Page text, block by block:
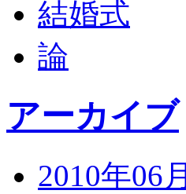
結婚式
論
アーカイブ
2010年06月